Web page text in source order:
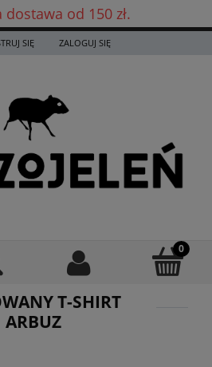
od 150 zł.
już od 150 zł! ✨
SIĘ ZALOGUJ SIĘ
T-SHIRT
ARBUZ